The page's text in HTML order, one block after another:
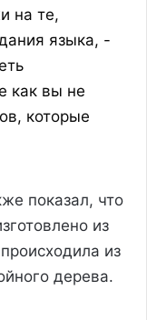
на те,
языка, -
как вы не
которые
показал, что
из
из
дерева.